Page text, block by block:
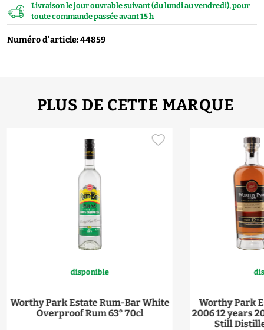
Livraison le jour ouvrable suivant (du lundi au vendredi), pour
toute commande passée avant 15 h
Numéro d'article: 44859
PLUS DE CETTE MARQUE
disponible
Worthy Park Estate Rum-Bar White
Overproof Rum 63° 70cl
Worthy Park
2006 12 years
Still